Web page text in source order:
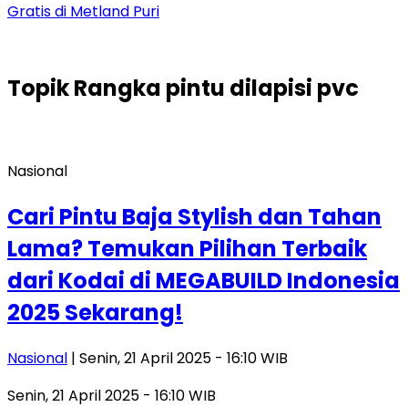
Gratis di Metland Puri
TopikRangka pintu dilapisi pvc
Nasional
Cari Pintu Baja Stylish dan Tahan
Lama? Temukan Pilihan Terbaik
dari Kodai di MEGABUILD Indonesia
2025 Sekarang!
Nasional | Senin, 21 April 2025 - 16:10 WIB
Senin, 21 April 2025 - 16:10 WIB